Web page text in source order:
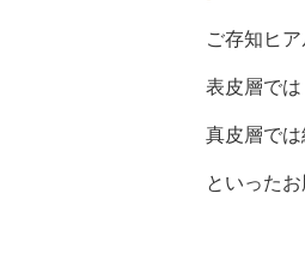
ご存知ヒ
表皮層で
真皮層で
といった